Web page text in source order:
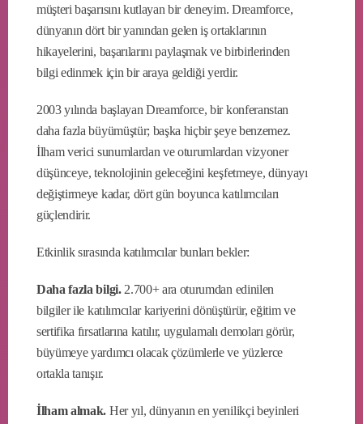
müşteri başarısını kutlayan bir deneyim. Dreamforce,
dünyanın dört bir yanından gelen iş ortaklarının
hikayelerini, başarılarını paylaşmak ve birbirlerinden
bilgi edinmek için bir araya geldiği yerdir.
2003 yılında başlayan Dreamforce, bir konferanstan
daha fazla büyümüştür; başka hiçbir şeye benzemez.
İlham verici sunumlardan ve oturumlardan vizyoner
düşünceye, teknolojinin geleceğini keşfetmeye, dünyayı
değiştirmeye kadar, dört gün boyunca katılımcıları
güçlendirir.
Etkinlik sırasında katılımcılar bunları bekler:
Daha fazla bilgi.2.700+ ara oturumdan edinilen
bilgiler ile katılımcılar kariyerini dönüştürür, eğitim ve
sertifika fırsatlarına katılır, uygulamalı demoları görür,
büyümeye yardımcı olacak çözümlerle ve yüzlerce
ortakla tanışır.
İlham almak. Her yıl, dünyanın en yenilikçi beyinleri